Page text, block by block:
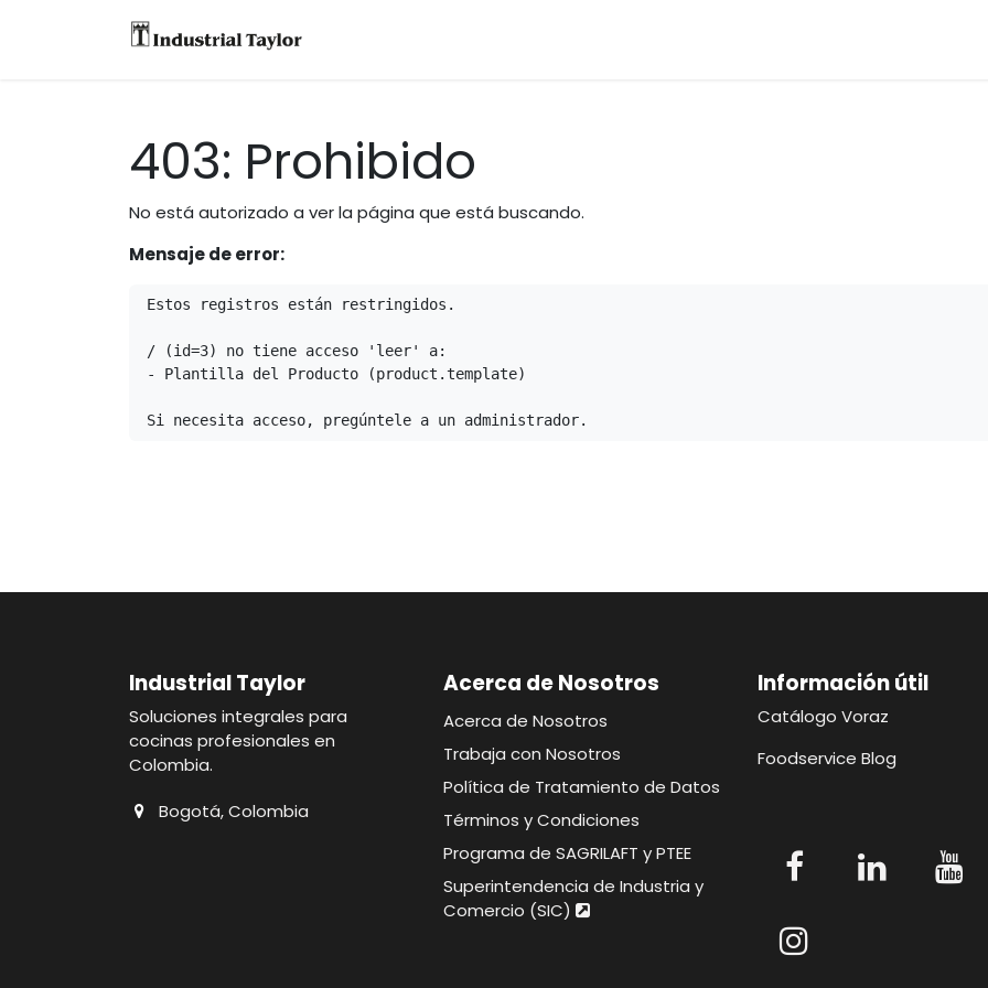
403: Prohibido
No está autorizado a ver la página que está buscando.
Mensaje de error:
Estos registros están restringidos.
/ (id=3) no tiene acceso 'leer' a:
- Plantilla del Producto (product.template)
Si necesita acceso, pregúntele a un administrador.
Industrial Taylor
Soluciones integrales para
cocinas profesionales en
Colombia.
Bogotá, Colombia
Acerca de Nosotros
Acerca de Nosotros
Trabaja con Nosotros
Política de Tratamiento de Datos
Términos y Condiciones
Programa de SAGRILAFT y PTEE
Superintendencia de Industria y
Comercio (SIC)
Información útil​​​
Catálogo Voraz
Foodservice Blog